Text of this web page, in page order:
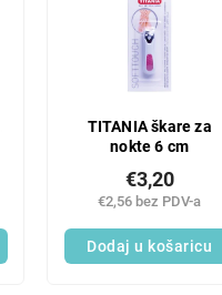
TITANIA škare za
nokte 6 cm
€2,56 bez PDV-a
€3,20
Dodaj u košaricu